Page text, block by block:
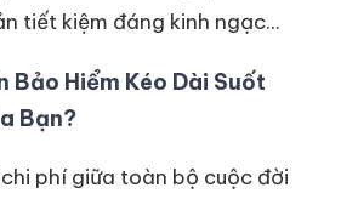
tiết kiệm đáng kinh ngạc...
Bảo Hiểm Kéo Dài Suốt
Bạn?
phí giữa toàn bộ cuộc đời